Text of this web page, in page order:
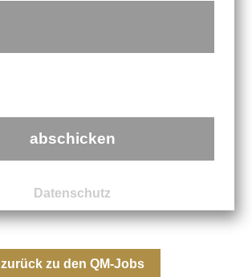
abschicken
Datenschutz
zurück zu den QM-Jobs